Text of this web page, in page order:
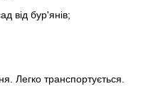
від бур'янів;
Легко транспортується.